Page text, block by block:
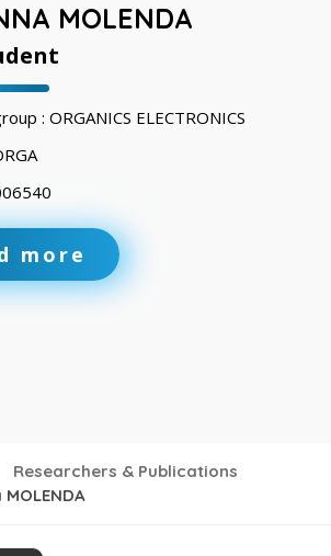
MOLENDA
: ORGANICS ELECTRONICS
more
Researchers & Publications